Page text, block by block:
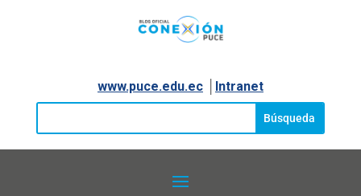
www.puce.edu.ec│ Intranet